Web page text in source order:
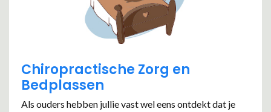
Chiropractische Zorg en
Bedplassen
Als ouders hebben jullie vast wel eens ontdekt dat je